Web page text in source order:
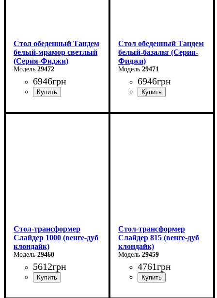
Стол обеденный Тандем
белый-мрамор светлый
(Серия-Фиджи)
29472
6946грн
Ширина: 120 см
Стол обеденный Тандем
белый-базальт (Серия-
Фиджи)
29471
6946грн
Ширина: 120 см
Стол-трансформер
Слайдер 1000 (венге-дуб
клондайк)
29460
5612грн
Стол-трансформер
Слайдер 815 (венге-дуб
клондайк)
29459
4761грн